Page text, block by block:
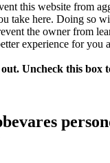
this website from
take here. Doing so
the owner from
experience for you
Uncheck this box